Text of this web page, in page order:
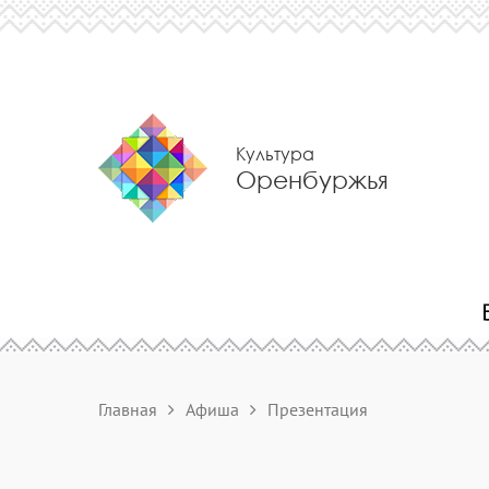
Культура
Оренбуржья
Главная Афиша Презентация